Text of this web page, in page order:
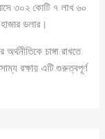
আসে ৩০২ কোটি ৭ লাখ ৬০
ডলার।
চাঙ্গা রাখতে
রক্ষায় এটি গুরুত্বপূর্ণ